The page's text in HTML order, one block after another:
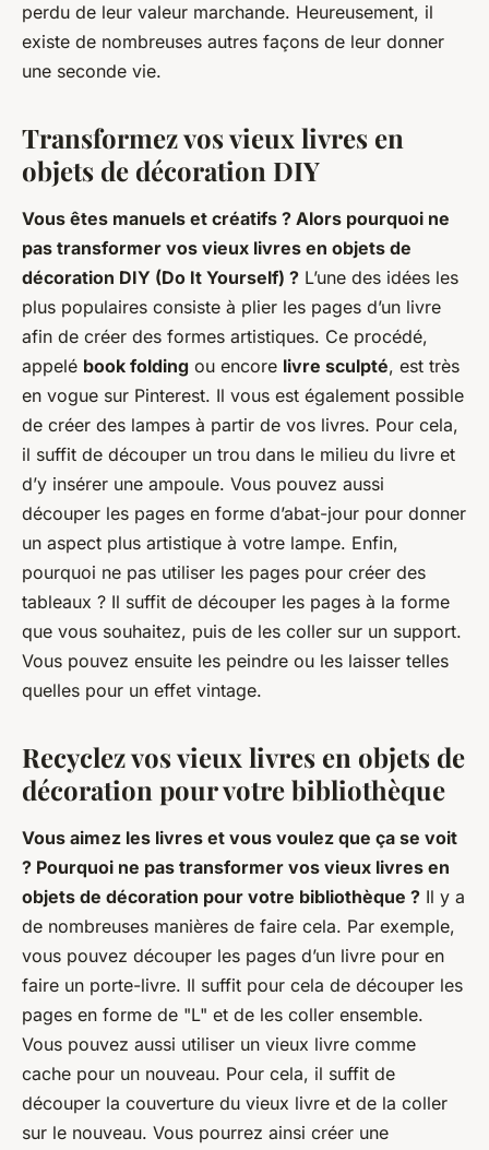
perdu de leur valeur marchande. Heureusement, il
existe de nombreuses autres façons de leur donner
une seconde vie.
Transformez vos vieux livres en
objets de décoration DIY
Vous êtes manuels et créatifs ? Alors pourquoi ne
pas transformer vos vieux livres en objets de
décoration DIY (Do It Yourself) ? L’une des idées les
plus populaires consiste à plier les pages d’un livre
afin de créer des formes artistiques. Ce procédé,
appelé book folding ou encore livre sculpté, est très
en vogue sur Pinterest. Il vous est également possible
de créer des lampes à partir de vos livres. Pour cela,
il suffit de découper un trou dans le milieu du livre et
d’y insérer une ampoule. Vous pouvez aussi
découper les pages en forme d’abat-jour pour donner
un aspect plus artistique à votre lampe. Enfin,
pourquoi ne pas utiliser les pages pour créer des
tableaux ? Il suffit de découper les pages à la forme
que vous souhaitez, puis de les coller sur un support.
Vous pouvez ensuite les peindre ou les laisser telles
quelles pour un effet vintage.
Recyclez vos vieux livres en objets de
décoration pour votre bibliothèque
Vous aimez les livres et vous voulez que ça se voit
? Pourquoi ne pas transformer vos vieux livres en
objets de décoration pour votre bibliothèque ? Il y a
de nombreuses manières de faire cela. Par exemple,
vous pouvez découper les pages d’un livre pour en
faire un porte-livre. Il suffit pour cela de découper les
pages en forme de "L" et de les coller ensemble.
Vous pouvez aussi utiliser un vieux livre comme
cache pour un nouveau. Pour cela, il suffit de
découper la couverture du vieux livre et de la coller
sur le nouveau. Vous pourrez ainsi créer une